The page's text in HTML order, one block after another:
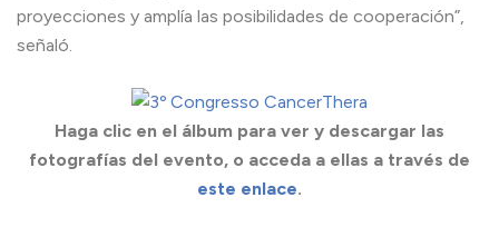
proyecciones y amplía las posibilidades de cooperación”,
señaló.
Haga clic en el álbum para ver y descargar las
fotografías del evento, o acceda a ellas a través de
este enlace.